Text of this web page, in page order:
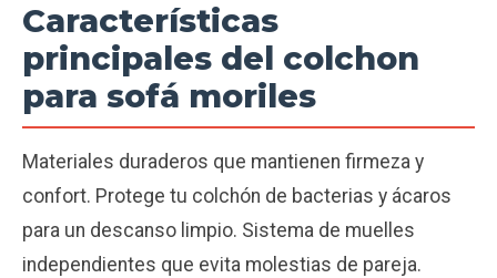
Características
principales del colchon
para sofá moriles
Materiales duraderos que mantienen firmeza y
confort. Protege tu colchón de bacterias y ácaros
para un descanso limpio. Sistema de muelles
independientes que evita molestias de pareja.